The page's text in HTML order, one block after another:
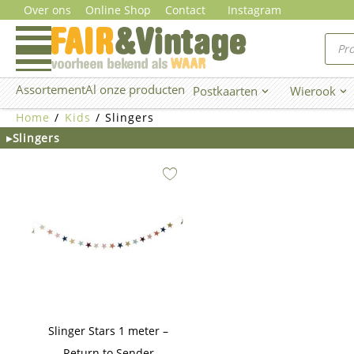
naar
inhoud
Over ons Online Shop Contact Instagram
AssortementAl onze producten Postkaarten Open Postkaarten
Wierook
Home / Kids / Slingers
▸Slingers
Slinger Stars 1 meter –